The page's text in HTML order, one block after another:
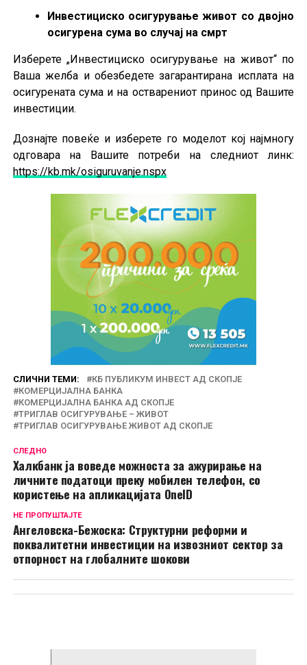
Инвестициско осигурување живот со двојно
осигурена сума во случај на смрт
Изберете „Инвестициско осигурување на живот“ по
Ваша желба и обезбедете загарантирана исплата на
осигурената сума и на остварениот принос од Вашите
инвестиции.
Дознајте повеќе и изберете го моделот кој најмногу
одговара на Вашите потреби на следниот линк:
https://kb.mk/osiguruvanje.nspx
СЛИЧНИ ТЕМИ:
КБ ПУБЛИКУМ ИНВЕСТ АД СКОПЈЕ
КОМЕРЦИЈАЛНА БАНКА
КОМЕРЦИЈАЛНА БАНКА АД СКОПЈЕ
ТРИГЛАВ ОСИГУРУВАЊЕ – ЖИВОТ
ТРИГЛАВ ОСИГУРУВАЊЕ ЖИВОТ АД СКОПЈЕ
СЛЕДНО
Халкбанк ја воведе можноста за ажурирање на
личните податоци преку мобилен телефон, со
користење на апликацијата OneID
НЕ ПРОПУШТАЈТЕ
Ангеловска-Бежоска: Структурни реформи и
поквалитетни инвестиции на извозниот сектор за
отпорност на глобалните шокови